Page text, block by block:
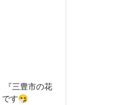
『三豊市の花
です🤧